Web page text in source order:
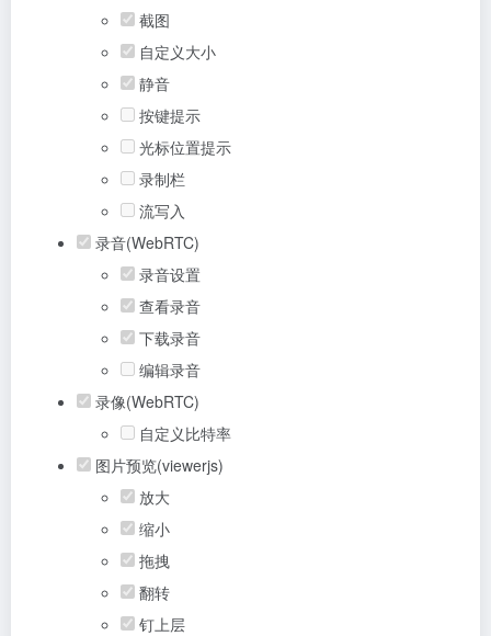
截图
自定义大小
静音
按键提示
光标位置提示
录制栏
流写入
录音(WebRTC)
录音设置
查看录音
下载录音
编辑录音
录像(WebRTC)
自定义比特率
图片预览(viewerjs)
放大
缩小
拖拽
翻转
钉上层